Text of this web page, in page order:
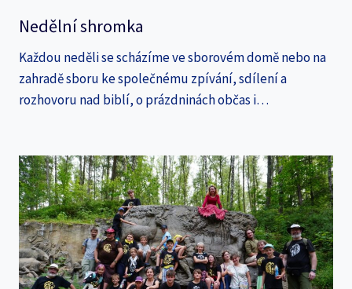
Nedělní shromka
Každou neděli se scházíme ve sborovém domě nebo na
zahradě sboru ke společnému zpívání, sdílení a
rozhovoru nad biblí, o prázdninách občas i…